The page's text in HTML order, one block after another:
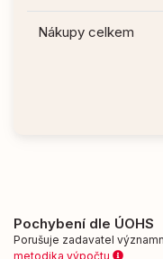
Nákupy celkem
Pochybení dle ÚOHS
Porušuje zadavatel
metodika výpočtu